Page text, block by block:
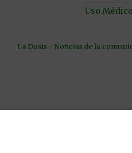
Uso Médico
La Dosis - Noticias de la